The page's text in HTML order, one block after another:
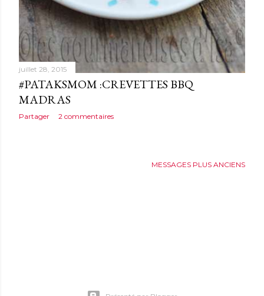
juillet 28, 2015
#PATAKSMOM :CREVETTES BBQ
MADRAS
Partager 2 commentaires
MESSAGES PLUS ANCIENS